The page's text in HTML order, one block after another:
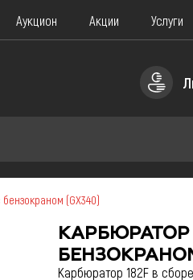
Аукцион Акции Услуги
Запчасти для Скутера
(GX340)
КАРБЮРАТОР
Карбюратор 182F в